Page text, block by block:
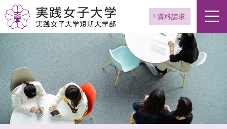
資料請求